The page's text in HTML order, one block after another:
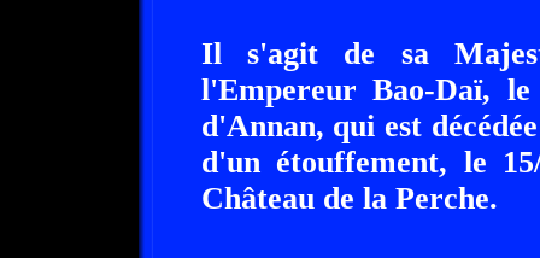
Il s'agit de sa
l'Empereur Bao-Daï,
d'Annan, qui est
d'un étouffement, le
Château de la Perche.